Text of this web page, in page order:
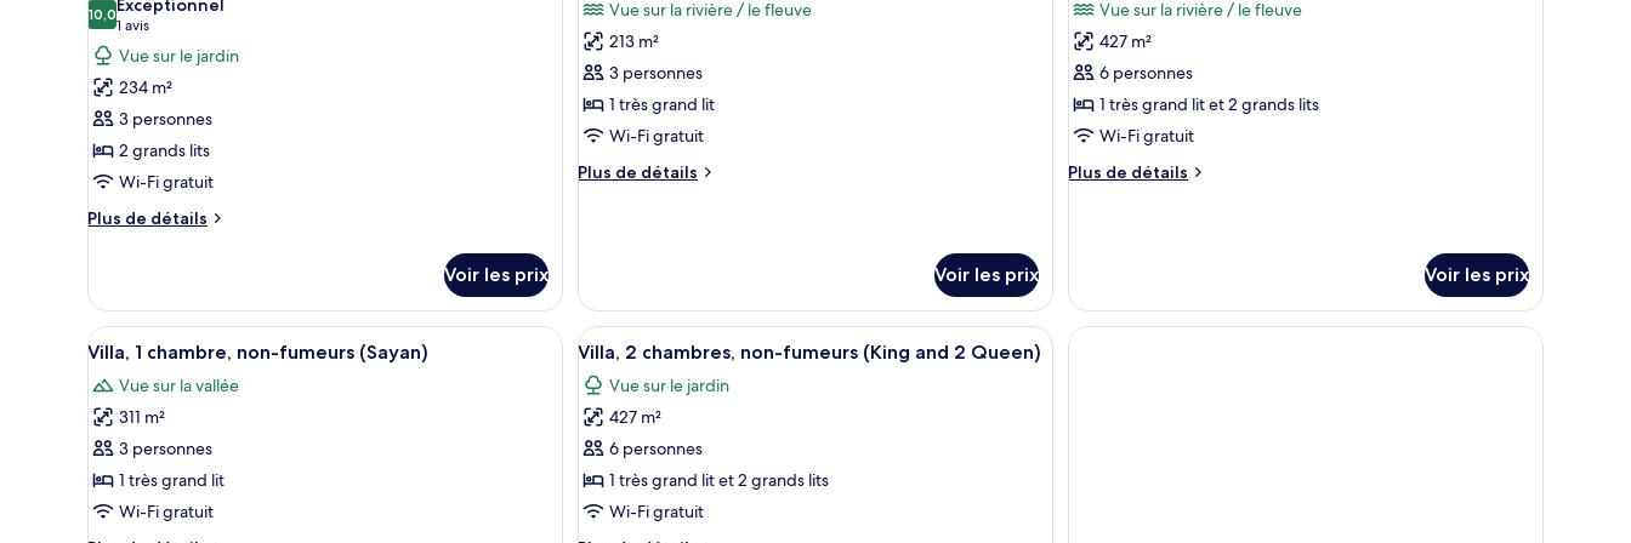
Villa,
chambre,
non-
fumeurs
(King)
Beds)
Suite,
chambre,
non-
fumeurs
(Two
Queen
Beds)
plusieurs
lits,
non-
fumeurs
les
photos
pour
ce
type
de
chambre :
Villa,
non-
fumeurs
(2
Queen)
10,010,0 sur 10
Exceptionnel
1 avis
(1 avis)
Vue sur le jardin
234 m²
3 personnes
2 grands lits
Wi-Fi gratuit
Plus de détails
Plus
le
type
de
Villa,
chambre,
non-
fumeurs
(2
Queen)
Voir les prix
les
photos
pour
ce
type
chambre :
non-
fumeurs
(Riverfront)
Vue sur la rivière / le fleuve
213 m²
3 personnes
1 très grand lit
Wi-Fi gratuit
Plus de détails
Plus
de
chambre
Villa,
chambre,
non-
fumeurs
(Riverfront)
Voir les prix
les
photos
pour
ce
type
chambre :
non-
fumeurs,
Vue sur la rivière / le fleuve
427 m²
6 personnes
1 très grand lit et 2 grands lits
Wi-Fi gratuit
Plus de détails
Plus
de
chambre
Villa,
Voir les prix
Afficher
toutes
les
photos
pour
ce
type
Un lit à baldaquin, un livre intitulé « ARTISANS ARTS » et une table de chevet avec une bougie.
8
Villa, 1 chambre, non-fumeurs (Sayan)
Vue sur la vallée
311 m²
3 personnes
1 très grand lit
Wi-Fi gratuit
Afficher
toutes
les
photos
pour
ce
type
Un vaste complexe hôtelier à plusieurs étages, doté d’une structure au toit de chaume, entouré d’une végétation
12
Villa, 2 chambres, non-fumeurs (King and 2 Queen)
Vue sur le jardin
427 m²
6 personnes
1 très grand lit et 2 grands lits
Wi-Fi gratuit